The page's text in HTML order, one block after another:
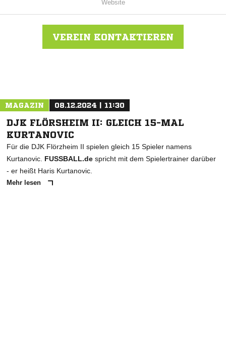
Website
VEREIN KONTAKTIEREN
MAGAZIN 08.12.2024 | 11:30
DJK FLÖRSHEIM II: GLEICH 15-MAL
KURTANOVIC
Für die DJK Flörzheim II spielen gleich 15 Spieler namens
Kurtanovic. FUSSBALL.de spricht mit dem Spielertrainer darüber
- er heißt Haris Kurtanovic.
Mehr lesen